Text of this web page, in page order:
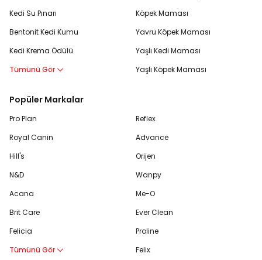
Kedi Su Pınarı
Bentonit Kedi Kumu
Kedi Krema Ödülü
Tümünü Gör
Köpek Maması
Yavru Köpek Maması
Yaşlı Kedi Maması
Yaşlı Köpek Maması
Popüler Markalar
Pro Plan
Royal Canin
Hill's
N&D
Acana
Brit Care
Felicia
Tümünü Gör
Reflex
Advance
Orijen
Wanpy
Me-O
Ever Clean
Proline
Felix